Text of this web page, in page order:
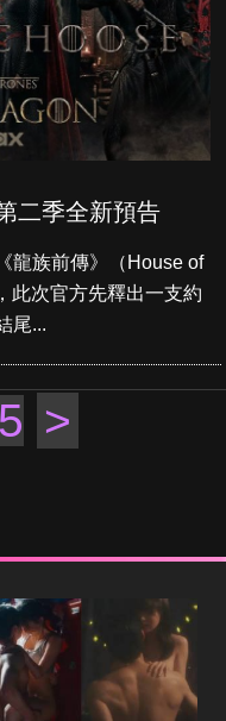
二季全新預告
龍族前傳》（House of
此次官方先釋出一支約
尾...
5 >